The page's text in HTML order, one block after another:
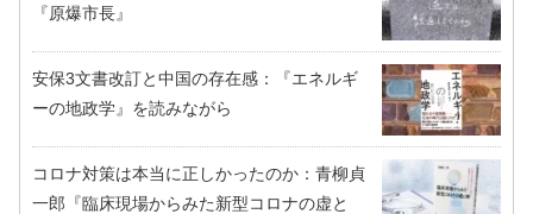
『原爆市長』
安保3文書改訂と中国の存在感：『エネルギ
ーの地政学』を読みながら
コロナ対策は本当に正しかったのか：青柳貞
一郎『臨床現場からみた新型コロナの虚と